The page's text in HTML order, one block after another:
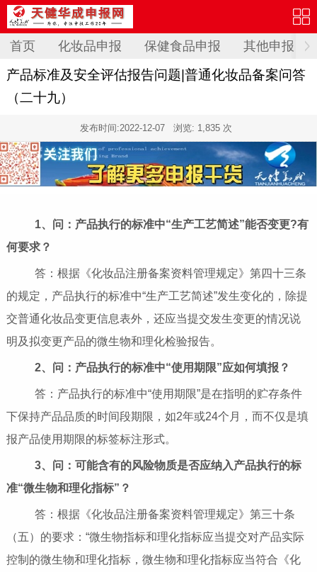
首页 化妆品申报 保健食品申报 其他申报
产品标准及安全评估报告问题|普通化妆品备案问答
（二十九）
发布时间:2022-12-07 浏览: 1,835 次
1、 问： 产品执行的标准中“生产工艺简述”能否变更?有
何要求？
答：根据《化妆品注册备案资料管理规定》第四十三条
的规定，产品执行的标准中“生产工艺简述”发生变化的，除提
交普通化妆品变更信息表外，还应当提交发生变更的情况说
明及拟变更产品的微生物和理化检验报告。
2、 问：产品执行的标准中“使用期限”应如何填报？
答：产品执行的标准中“使用期限”是在指明的贮存条件
下保持产品品质的时间段期限，如2年或24个月，而不仅是填
报产品使用期限的标签标注形式。
3、 问：可能含有的风险物质是否应纳入产品执行的标
准“微生物和理化指标” ？
答：根据《化妆品注册备案资料管理规定》第三十条
（五）的要求：“微生物指标和理化指标应当提交对产品实际
控制的微生物和理化指标，微生物和理化指标应当符合《化